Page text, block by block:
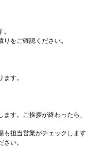
をご確認ください。
す。
す。ご挨拶が終わったら、
も担当営業がチェックします
い。